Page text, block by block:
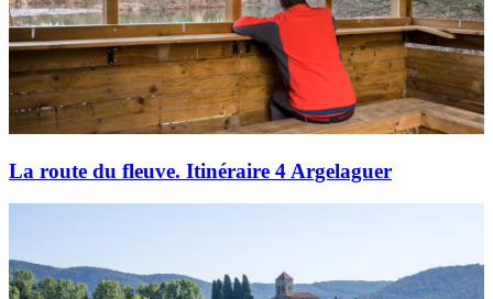
La route du fleuve. Itinéraire 4 Argelaguer